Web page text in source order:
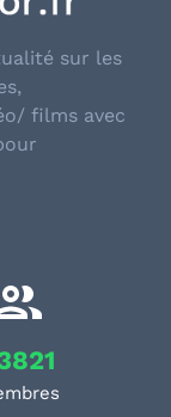
sur les
films avec